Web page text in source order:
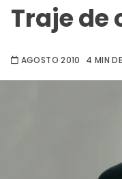
Traje de
AGOSTO 2010 4 MIN